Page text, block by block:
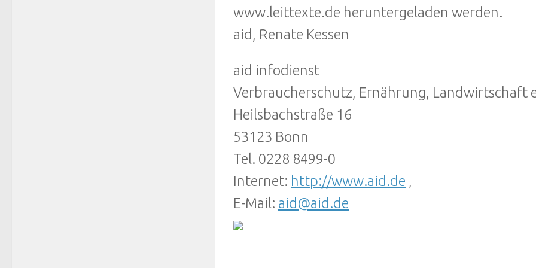
www.leittexte.de heruntergeladen werden.
aid, Renate Kessen
aid infodienst
Verbraucherschutz, Ernährung, Landwirtschaft
Heilsbachstraße 16
53123 Bonn
Tel. 0228 8499-0
Internet: http://www.aid.de ,
E-Mail: aid@aid.de